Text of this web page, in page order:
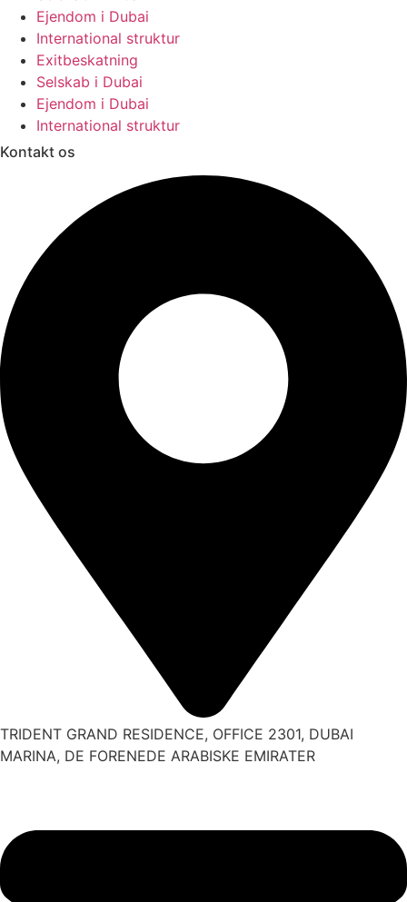
Ejendom i Dubai
International struktur
Exitbeskatning
Selskab i Dubai
Ejendom i Dubai
International struktur
Kontakt os
TRIDENT GRAND RESIDENCE, OFFICE 2301, DUBAI
MARINA, DE FORENEDE ARABISKE EMIRATER